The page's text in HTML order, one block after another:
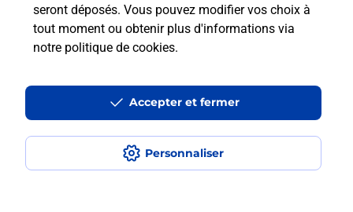
seront déposés. Vous pouvez modifier vos choix à
tout moment ou obtenir plus d'informations via
notre politique de cookies.
Personnaliser
Accepter et fermer
Est-ce que je peux bénéficier de la 5G
avec La Poste Mobile ?
à l’étranger avec La Poste Mobile ?
Est-ce que je peux payer mon
smartphone Samsung en plusieurs
fois avec La Poste Mobile ?